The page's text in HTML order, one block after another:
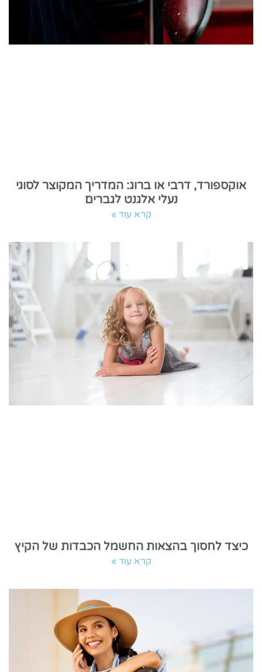
אוקספורד, דרבי או ברוג: המדריך המקוצר לסוגי
נעלי אלגנט לגברים
קרא עוד »
כיצד לחסוך בהצאות החשמל הכבדות של הקיץ
קרא עוד »